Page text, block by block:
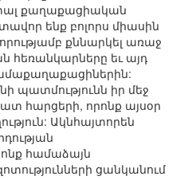
քաղաքացիական
ենք բոլորս միասին
քննարկել առաջ
հեռանկարները եւ այդ
պատմությունն իր մեջ
հարցերի, որոնք այսօր
Ակնհայտորեն
համաձայն
ցանկանում